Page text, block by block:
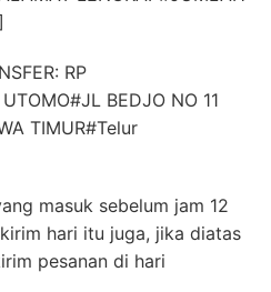
RP
BEDJO NO 11
TIMUR#Telur
masuk sebelum jam 12
hari itu juga, jika diatas
pesanan di hari